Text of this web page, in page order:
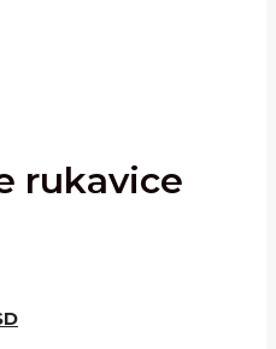
rukavice
Trenutna